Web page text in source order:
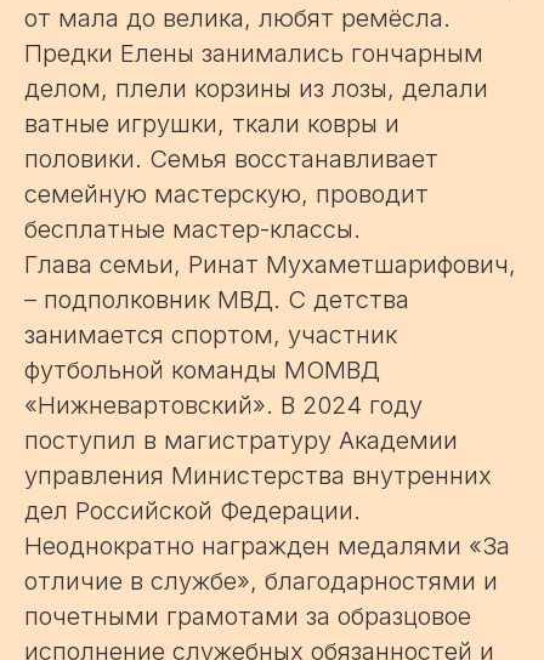
от мала до велика, любят ремёсла.
Предки Елены занимались гончарным
делом, плели корзины из лозы, делали
ватные игрушки, ткали ковры и
половики. Семья восстанавливает
семейную мастерскую, проводит
бесплатные мастер-классы.
Глава семьи, Ринат Мухаметшарифович,
– подполковник МВД. С детства
занимается спортом, участник
футбольной команды МОМВД
«Нижневартовский». В 2024 году
поступил в магистратуру Академии
управления Министерства внутренних
дел Российской Федерации.
Неоднократно награжден медалями «За
отличие в службе», благодарностями и
почетными грамотами за образцовое
исполнение служебных обязанностей и